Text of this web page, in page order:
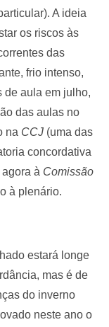
A ideia
os riscos às
das
frio intenso,
de aula em julho,
das aulas no
na CCJ (uma das
concordativa
à Comissão
à plenário.
estará longe
mas é de
do inverno
neste ano o